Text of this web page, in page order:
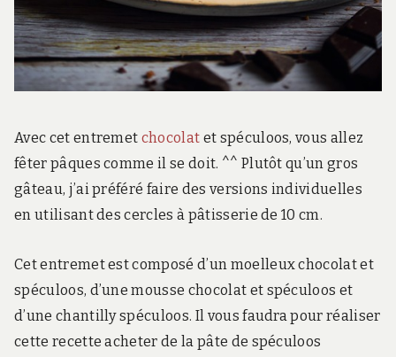
Avec cet entremet chocolat et spéculoos, vous allez
fêter pâques comme il se doit. ^^ Plutôt qu’un gros
gâteau, j’ai préféré faire des versions individuelles
en utilisant des cercles à pâtisserie de 10 cm.
Cet entremet est composé d’un moelleux chocolat et
spéculoos, d’une mousse chocolat et spéculoos et
d’une chantilly spéculoos. Il vous faudra pour réaliser
cette recette acheter de la pâte de spéculoos